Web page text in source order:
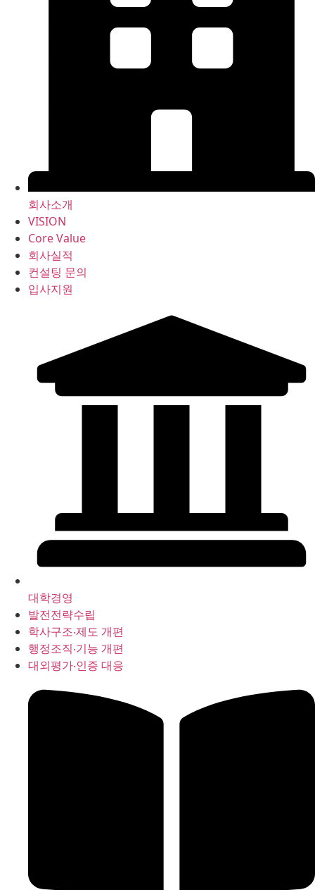
회사소개
VISION
Core Value
회사실적
컨설팅 문의
입사지원
대학경영
발전전략수립
학사구조‧제도 개편
행정조직‧기능 개편
대외평가‧인증 대응